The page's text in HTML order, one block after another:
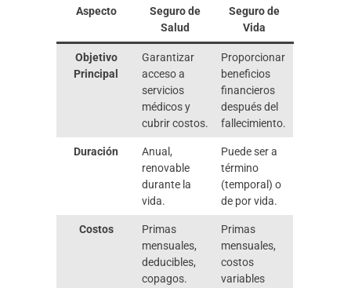
Aspecto
Seguro de
Salud
Seguro de
Vida
Objetivo
Principal
Garantizar
acceso a
servicios
médicos y
cubrir costos.
Proporcionar
beneficios
financieros
después del
fallecimiento.
Duración
Anual,
renovable
durante la
vida.
Puede ser a
término
(temporal) o
de por vida.
Costos
Primas
mensuales,
deducibles,
copagos.
Primas
mensuales,
costos
variables